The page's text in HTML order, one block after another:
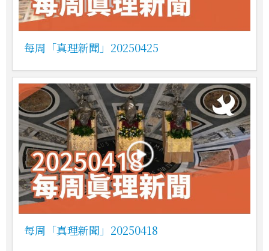
每周「真理新聞」20250425
每周「真理新聞」20250418